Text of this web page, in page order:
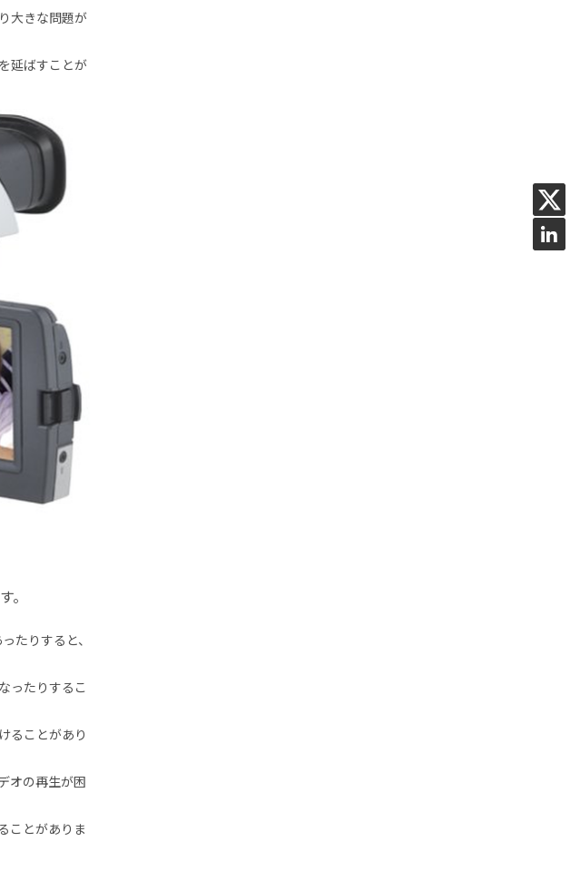
大きな問題が
延ばすことが
。
たりすると、
ったりするこ
ることがあり
オの再生が困
ことがありま